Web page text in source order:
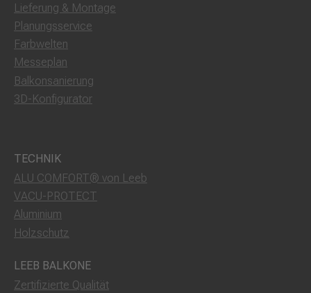
Lieferung & Montage
Planungsservice
Farbwelten
Messeplan
Balkonsanierung
3D-Konfigurator
TECHNIK
ALU COMFORT® von Leeb
VACU-PROTECT
Aluminium
Holzschutz
LEEB BALKONE
Zertifizierte Qualität